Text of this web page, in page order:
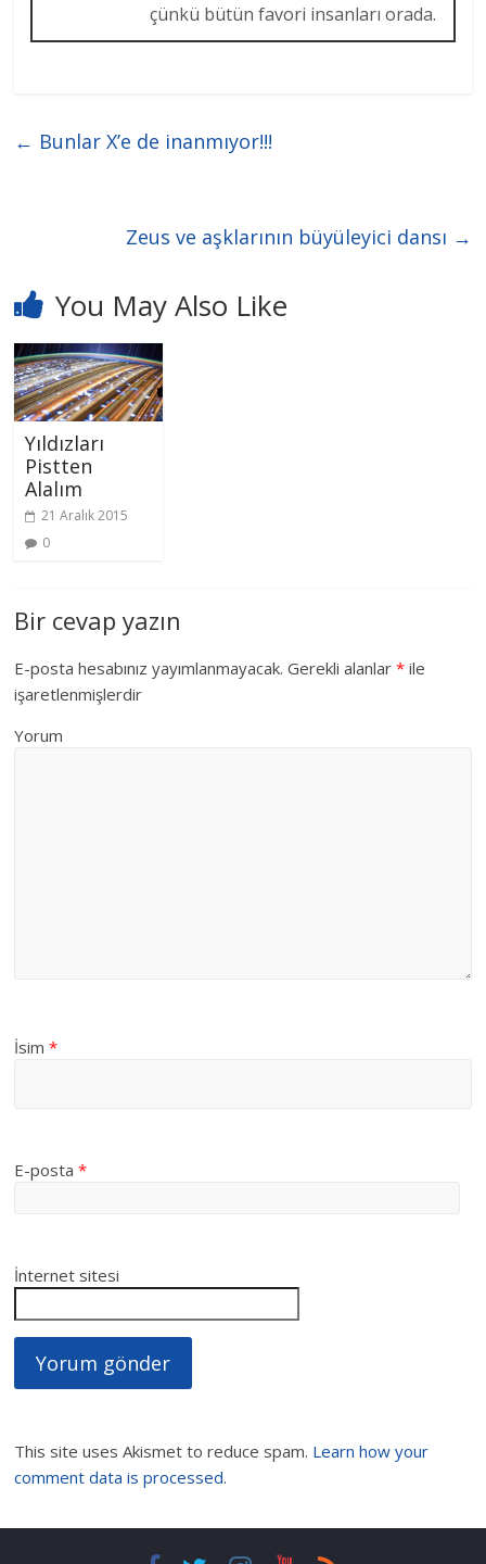
çünkü bütün favori insanları orada.
← Bunlar X’e de inanmıyor!!!
Zeus ve aşklarının büyüleyici dansı →
You May Also Like
Yıldızları
Pistten
Alalım
21 Aralık 2015
0
Bir cevap yazın
E-posta hesabınız yayımlanmayacak. Gerekli alanlar* ile
işaretlenmişlerdir
Yorum
İsim*
E-posta*
İnternet sitesi
This site uses Akismet to reduce spam. Learn how your
comment data is processed.